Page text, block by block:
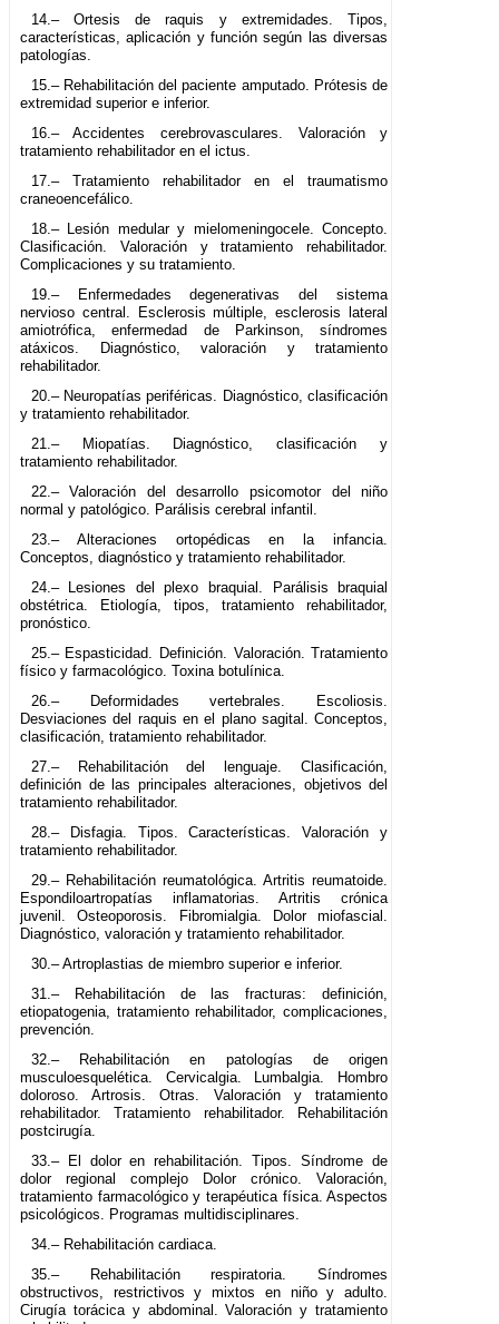
14.– Ortesis de raquis y extremidades. Tipos,
características, aplicación y función según las diversas
patologías.
15.– Rehabilitación del paciente amputado. Prótesis de
extremidad superior e inferior.
16.– Accidentes cerebrovasculares. Valoración y
tratamiento rehabilitador en el ictus.
17.– Tratamiento rehabilitador en el traumatismo
craneoencefálico.
18.– Lesión medular y mielomeningocele. Concepto.
Clasificación. Valoración y tratamiento rehabilitador.
Complicaciones y su tratamiento.
19.– Enfermedades degenerativas del sistema
nervioso central. Esclerosis múltiple, esclerosis lateral
amiotrófica, enfermedad de Parkinson, síndromes
atáxicos. Diagnóstico, valoración y tratamiento
rehabilitador.
20.– Neuropatías periféricas. Diagnóstico, clasificación
y tratamiento rehabilitador.
21.– Miopatías. Diagnóstico, clasificación y
tratamiento rehabilitador.
22.– Valoración del desarrollo psicomotor del niño
normal y patológico. Parálisis cerebral infantil.
23.– Alteraciones ortopédicas en la infancia.
Conceptos, diagnóstico y tratamiento rehabilitador.
24.– Lesiones del plexo braquial. Parálisis braquial
obstétrica. Etiología, tipos, tratamiento rehabilitador,
pronóstico.
25.– Espasticidad. Definición. Valoración. Tratamiento
físico y farmacológico. Toxina botulínica.
26.– Deformidades vertebrales. Escoliosis.
Desviaciones del raquis en el plano sagital. Conceptos,
clasificación, tratamiento rehabilitador.
27.– Rehabilitación del lenguaje. Clasificación,
definición de las principales alteraciones, objetivos del
tratamiento rehabilitador.
28.– Disfagia. Tipos. Características. Valoración y
tratamiento rehabilitador.
29.– Rehabilitación reumatológica. Artritis reumatoide.
Espondiloartropatías inflamatorias. Artritis crónica
juvenil. Osteoporosis. Fibromialgia. Dolor miofascial.
Diagnóstico, valoración y tratamiento rehabilitador.
30.– Artroplastias de miembro superior e inferior.
31.– Rehabilitación de las fracturas: definición,
etiopatogenia, tratamiento rehabilitador, complicaciones,
prevención.
32.– Rehabilitación en patologías de origen
musculoesquelética. Cervicalgia. Lumbalgia. Hombro
doloroso. Artrosis. Otras. Valoración y tratamiento
rehabilitador. Tratamiento rehabilitador. Rehabilitación
postcirugía.
33.– El dolor en rehabilitación. Tipos. Síndrome de
dolor regional complejo Dolor crónico. Valoración,
tratamiento farmacológico y terapéutica física. Aspectos
psicológicos. Programas multidisciplinares.
34.– Rehabilitación cardiaca.
35.– Rehabilitación respiratoria. Síndromes
obstructivos, restrictivos y mixtos en niño y adulto.
Cirugía torácica y abdominal. Valoración y tratamiento